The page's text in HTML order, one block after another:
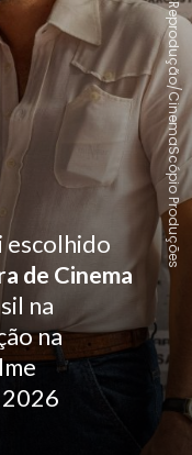
escolhido
de Cinema
na
na
Reprodução/CinemaScópio Produções